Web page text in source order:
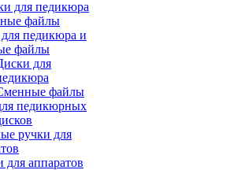
педикюра и
файлы
для
файлы
педикюрных
ручки для
для аппаратов